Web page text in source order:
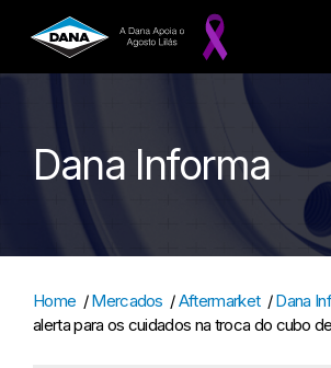
Dana Informa
Home /Mercados /Aftermarket /Dana
alerta para os cuidados na troca do cubo